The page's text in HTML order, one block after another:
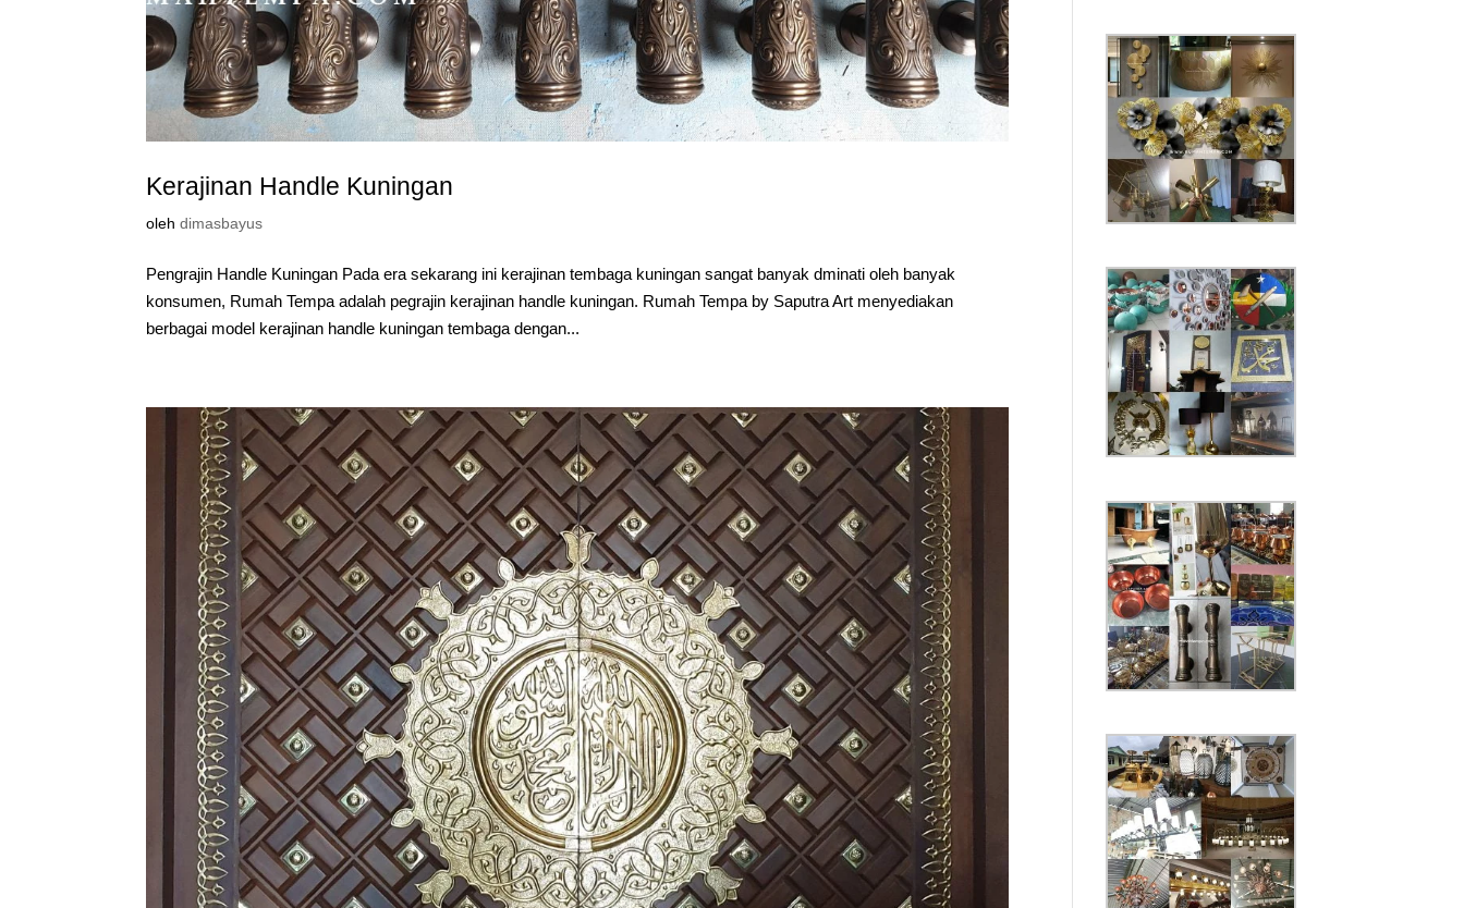
Kerajinan Handle Kuningan
olehdimasbayus
Pengrajin Handle Kuningan Pada era sekarang ini kerajinan tembaga kuningan sangat banyak dminati oleh banyak
konsumen, Rumah Tempa adalah pegrajin kerajinan handle kuningan. Rumah Tempa by Saputra Art menyediakan
berbagai model kerajinan handle kuningan tembaga dengan...